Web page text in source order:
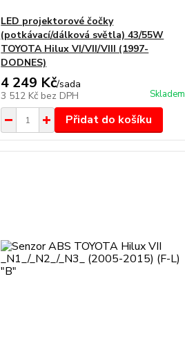
LED projektorové čočky
(potkávací/dálková světla) 43/55W
TOYOTA Hilux VI/VII/VIII (1997-
DODNES)
4 249 Kč/sada
3 512 Kč bez DPH Skladem
Přidat do košíku